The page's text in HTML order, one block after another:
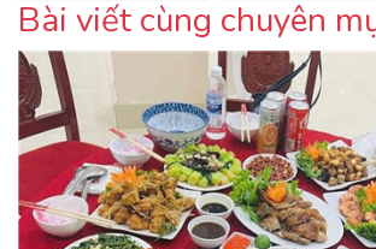
Bài viết cùng chuyên